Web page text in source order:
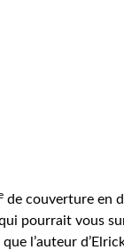
de couverture en
pourrait vous
l’auteur